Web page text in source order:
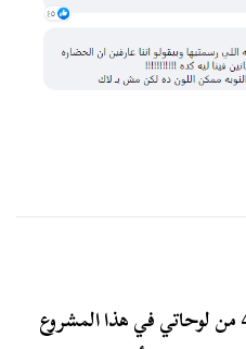
الفنان الروسي قال تم استخدام 4 من لوحاتي في هذا المشروع